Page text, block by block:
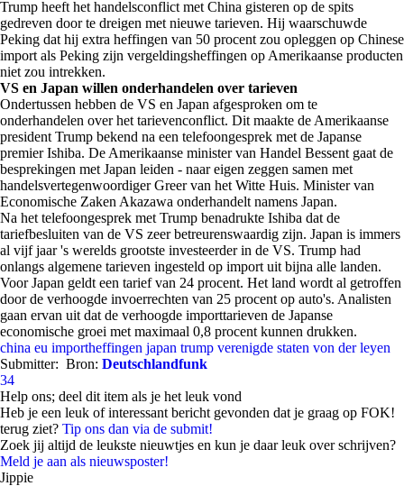
Trump heeft het handelsconflict met China gisteren op de spits
gedreven door te dreigen met nieuwe tarieven. Hij waarschuwde
Peking dat hij extra heffingen van 50 procent zou opleggen op Chinese
import als Peking zijn vergeldingsheffingen op Amerikaanse producten
niet zou intrekken.
VS en Japan willen onderhandelen over tarieven
Ondertussen hebben de VS en Japan afgesproken om te
onderhandelen over het tarievenconflict. Dit maakte de Amerikaanse
president Trump bekend na een telefoongesprek met de Japanse
premier Ishiba. De Amerikaanse minister van Handel Bessent gaat de
besprekingen met Japan leiden - naar eigen zeggen samen met
handelsvertegenwoordiger Greer van het Witte Huis. Minister van
Economische Zaken Akazawa onderhandelt namens Japan.
Na het telefoongesprek met Trump benadrukte Ishiba dat de
tariefbesluiten van de VS zeer betreurenswaardig zijn. Japan is immers
al vijf jaar 's werelds grootste investeerder in de VS. Trump had
onlangs algemene tarieven ingesteld op import uit bijna alle landen.
Voor Japan geldt een tarief van 24 procent. Het land wordt al getroffen
door de verhoogde invoerrechten van 25 procent op auto's. Analisten
gaan ervan uit dat de verhoogde importtarieven de Japanse
economische groei met maximaal 0,8 procent kunnen drukken.
china eu importheffingen japan trump verenigde staten von der leyen
Submitter: Bron: Deutschlandfunk
34
Help ons; deel dit item als je het leuk vond
Heb je een leuk of interessant bericht gevonden dat je graag op FOK!
terug ziet? Tip ons dan via de submit!
Zoek jij altijd de leukste nieuwtjes en kun je daar leuk over schrijven?
Meld je aan als nieuwsposter!
Jippie